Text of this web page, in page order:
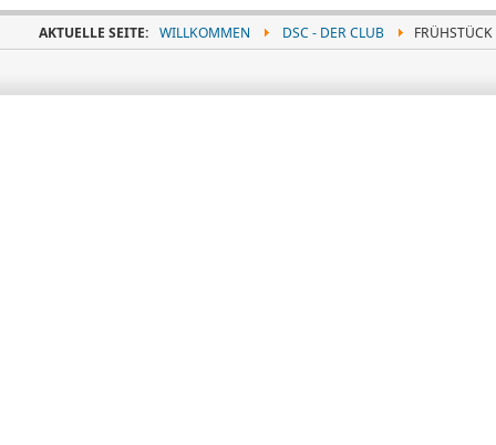
AKTUELLE SEITE: WILLKOMMEN DSC - DER CLUB